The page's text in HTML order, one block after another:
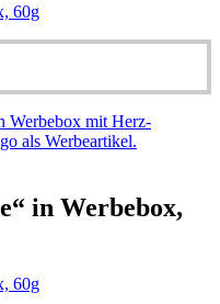
60g
in Werbebox,
60g